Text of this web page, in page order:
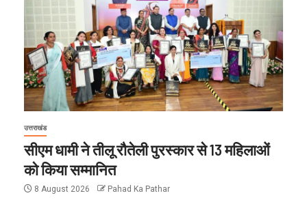
उत्तराखंड
सीएम धामी ने तीलू रौतेली पुरस्कार से 13 महिलाओं
को किया सम्मानित
8 August 2026 Pahad Ka Pathar